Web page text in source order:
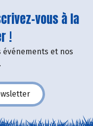
vous à la
!
et nos